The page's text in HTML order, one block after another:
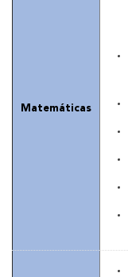
Matemáticas